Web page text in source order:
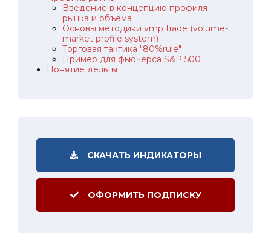
Введение в концепцию профиля
рынка и объема
Основы методики vmp trade (volume-
market profile system)
Торговая тактика "80%rule"
Пример для фьючерса S&P 500
Понятие дельты
СКАЧАТЬ ИНДИКАТОРЫ
ОФОРМИТЬ ПОДПИСКУ